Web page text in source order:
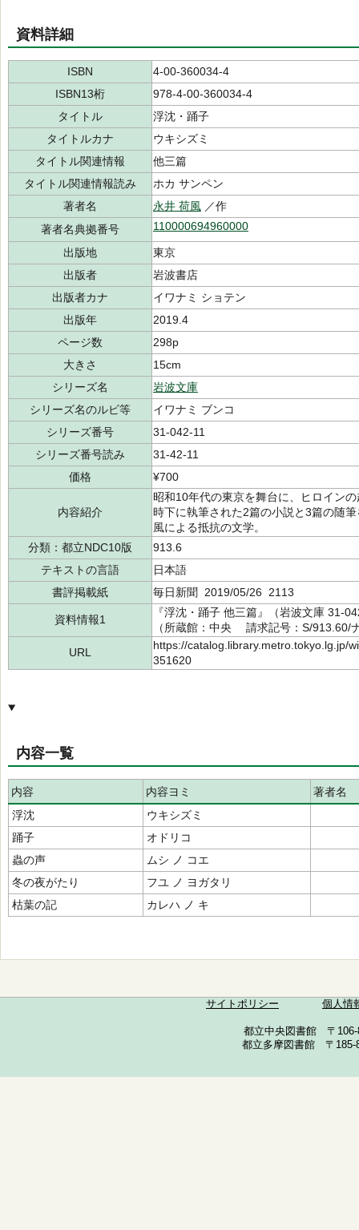
資料詳細
ISBN
4-00-360034-4
ISBN13桁
978-4-00-360034-4
タイトル
浮沈・踊子
タイトルカナ
ウキシズミ
タイトル関連情報
他三篇
タイトル関連情報読み
ホカ サンペン
著者名
永井 荷風 ／作
著者名典拠番号
110000694960000
出版地
東京
出版者
岩波書店
出版者カナ
イワナミ ショテン
出版年
2019.4
ページ数
298p
大きさ
15cm
シリーズ名
岩波文庫
シリーズ名のルビ等
イワナミ ブンコ
シリーズ番号
31-042-11
シリーズ番号読み
31-42-11
価格
¥700
内容紹介
昭和10年代の東京を舞台に、ヒロイン
時下に執筆された2篇の小説と3篇の随
風による抵抗の文学。
分類：都立NDC10版
913.6
テキストの言語
日本語
書評掲載紙
毎日新聞 2019/05/26 2113
資料情報1
『浮沈・踊子 他三篇』（岩波文庫
（所蔵館：中央 請求記号：S/
URL
https://catalog.library.metro.tokyo.lg.jp/
351620
内容一覧
内容 内容ヨミ
著者名
浮沈
ウキシズミ
踊子
オドリコ
蟲の声
ムシ ノ コエ
冬の夜がたり
フユ ノ ヨガタリ
枯葉の記
カレハ ノ キ
サイトポリシー 個人情
都立中央図書館 〒
都立多摩図書館 〒185-